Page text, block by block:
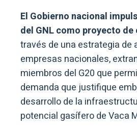
El Gobierno nacional
del GNL como proyecto
través de una estrategia de
empresas nacionales,
miembros del G20 que
demanda que justifique
desarrollo de la
potencial gasífero de Vaca